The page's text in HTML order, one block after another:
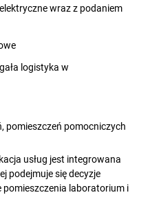
wraz z podaniem
logistyka w
pomieszczeń pomocniczych
usług jest integrowana
podejmuje się decyzje
pomieszczenia laboratorium i